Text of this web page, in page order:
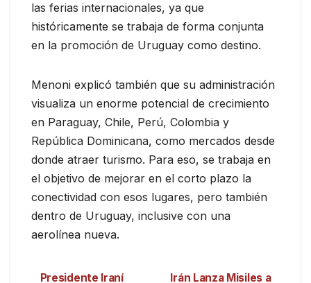
las ferias internacionales, ya que
históricamente se trabaja de forma conjunta
en la promoción de Uruguay como destino.
Menoni explicó también que su administración
visualiza un enorme potencial de crecimiento
en Paraguay, Chile, Perú, Colombia y
República Dominicana, como mercados desde
donde atraer turismo. Para eso, se trabaja en
el objetivo de mejorar en el corto plazo la
conectividad con esos lugares, pero también
dentro de Uruguay, inclusive con una
aerolínea nueva.
Irán Lanza Misiles a
Presidente Iraní